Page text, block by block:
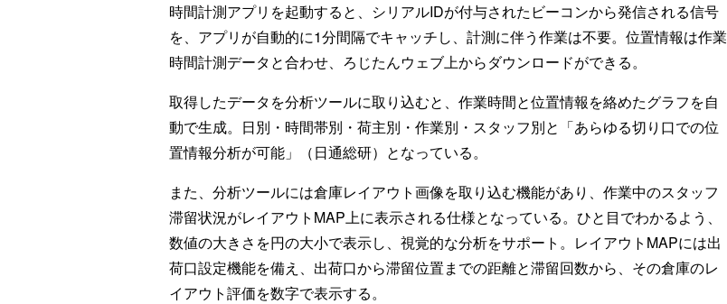
時間計測アプリを起動すると、シリアルIDが付与されたビーコンから発信される信号
を、アプリが自動的に1分間隔でキャッチし、計測に伴う作業は不要。位置情報は作業
時間計測データと合わせ、ろじたんウェブ上からダウンロードができる。
取得したデータを分析ツールに取り込むと、作業時間と位置情報を絡めたグラフを自
動で生成。日別・時間帯別・荷主別・作業別・スタッフ別と「あらゆる切り口での位
置情報分析が可能」（日通総研）となっている。
また、分析ツールには倉庫レイアウト画像を取り込む機能があり、作業中のスタッフ
滞留状況がレイアウトMAP上に表示される仕様となっている。ひと目でわかるよう、
数値の大きさを円の大小で表示し、視覚的な分析をサポート。レイアウトMAPには出
荷口設定機能を備え、出荷口から滞留位置までの距離と滞留回数から、その倉庫のレ
イアウト評価を数字で表示する。